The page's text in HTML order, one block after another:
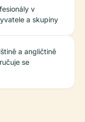
v
a skupiny
a angličtině
se